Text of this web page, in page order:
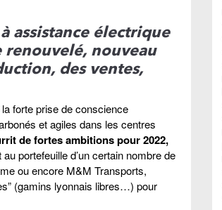
assistance électrique
nouveau
des ventes,
forte prise de conscience
et agiles dans les centres
de fortes ambitions pour 2022,
portefeuille d’un certain nombre de
ou encore M&M Transports,
(gamins lyonnais libres…) pour